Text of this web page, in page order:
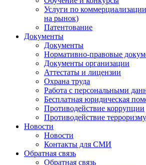
Услуги по
на рынок)
Патентование
Документы
Документы
Нормативно-правовые
Документы организации
Аттестаты и лицензии
Охрана труда
Работа с персональными
Бесплатная юридическая
Противодействие коррупции
Противодействие терроризму
Новости
Новости
Контакты для СМИ
Обратная связь
Обратная связь